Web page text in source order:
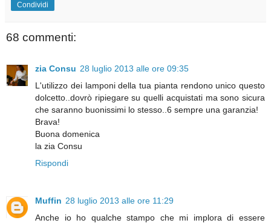
Condividi
68 commenti:
zia Consu 28 luglio 2013 alle ore 09:35
L'utilizzo dei lamponi della tua pianta rendono unico questo
dolcetto..dovrò ripiegare su quelli acquistati ma sono sicura
che saranno buonissimi lo stesso..6 sempre una garanzia!
Brava!
Buona domenica
la zia Consu
Rispondi
Muffin 28 luglio 2013 alle ore 11:29
Anche io ho qualche stampo che mi implora di essere